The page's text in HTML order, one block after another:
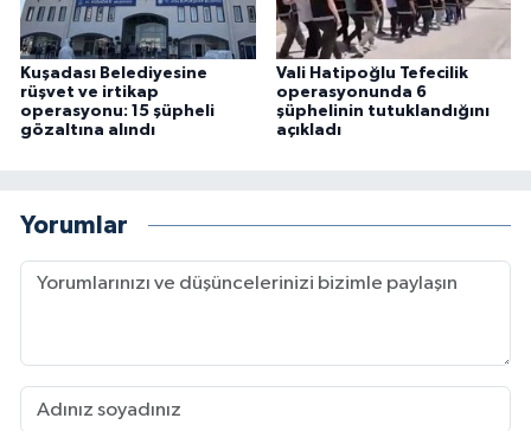
Kuşadası Belediyesine
rüşvet ve irtikap
operasyonu: 15 şüpheli
gözaltına alındı
Vali Hatipoğlu Tefecilik
operasyonunda 6
şüphelinin tutuklandığını
açıkladı
Yorumlar